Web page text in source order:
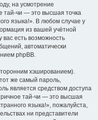
на усмотрение
тай-чи — это высшая точка
языка!». В любом случае у
из вашей учётной
вас есть возможность
автоматически
phpBB.
хэшированием).
же самый пароль,
является средством доступа
тай-чи — это высшая
языка!», пожалуйста,
ни представители